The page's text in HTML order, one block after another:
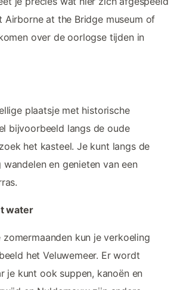
Airborne at the Bridge museum of
over de oorlogse tijden in
plaatsje met historische
bijvoorbeeld langs de oude
het kasteel. Je kunt langs de
en genieten van een
water
kun je verkoeling
het Veluwemeer. Er wordt
je kunt ook suppen, kanoën en